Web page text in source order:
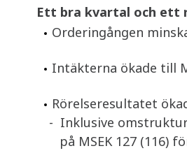
Ett bra kvartal och ett
Orderingången
Intäkterna ökade till
Rörelseresultatet
- Inklusive
på MSEK 127 (116)